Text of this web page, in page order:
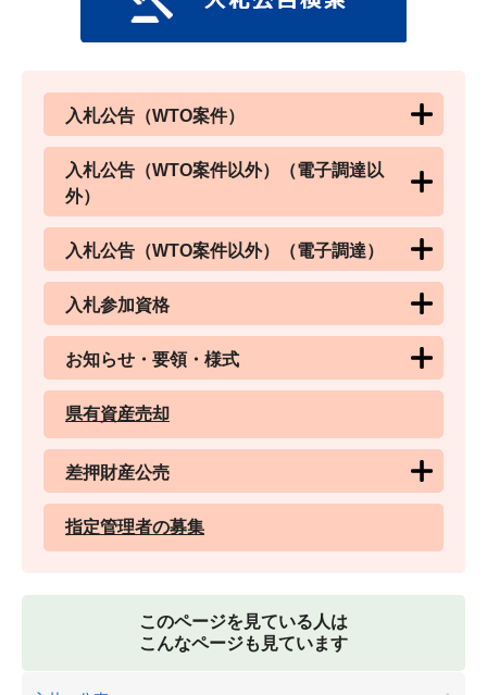
入札公告（WTO案件）
入札公告（WTO案件以外）（電子調達以
外）
入札公告（WTO案件以外）（電子調達）
入札参加資格
お知らせ・要領・様式
県有資産売却
差押財産公売
指定管理者の募集
このページを見ている人は
こんなページも見ています